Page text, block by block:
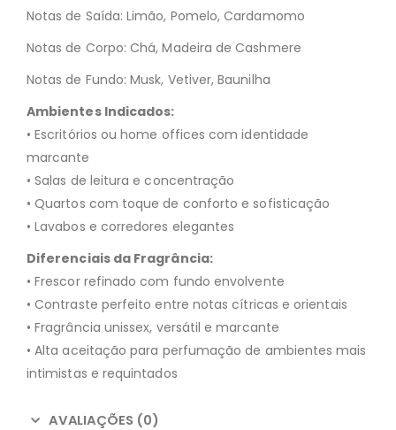
Notas de Saída: Limão, Pomelo, Cardamomo
Notas de Corpo: Chá, Madeira de Cashmere
Notas de Fundo: Musk, Vetiver, Baunilha
Ambientes Indicados:
• Escritórios ou home offices com identidade
marcante
• Salas de leitura e concentração
• Quartos com toque de conforto e sofisticação
• Lavabos e corredores elegantes
Diferenciais da Fragrância:
• Frescor refinado com fundo envolvente
• Contraste perfeito entre notas cítricas e orientais
• Fragrância unissex, versátil e marcante
• Alta aceitação para perfumação de ambientes mais
intimistas e requintados
AVALIAÇÕES (0)